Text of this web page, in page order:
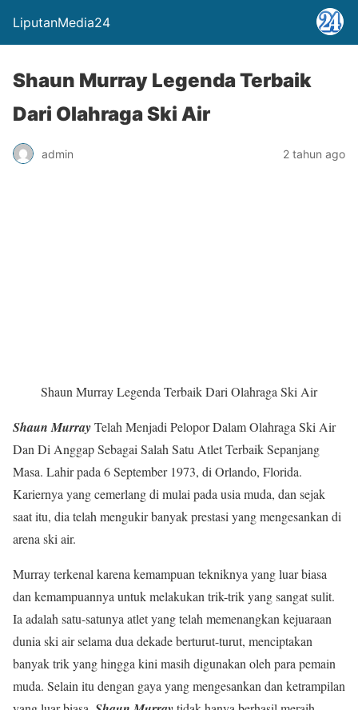
LiputanMedia24
Shaun Murray Legenda Terbaik
Dari Olahraga Ski Air
admin 2 tahun ago
Shaun Murray Legenda Terbaik Dari Olahraga Ski Air
Shaun MurrayTelah Menjadi Pelopor Dalam Olahraga Ski Air
Dan Di Anggap Sebagai Salah Satu Atlet Terbaik Sepanjang
Masa. Lahir pada 6 September 1973, di Orlando, Florida.
Kariernya yang cemerlang di mulai pada usia muda, dan sejak
saat itu, dia telah mengukir banyak prestasi yang mengesankan di
arena ski air.
Murray terkenal karena kemampuan tekniknya yang luar biasa
dan kemampuannya untuk melakukan trik-trik yang sangat sulit.
Ia adalah satu-satunya atlet yang telah memenangkan kejuaraan
dunia ski air selama dua dekade berturut-turut, menciptakan
banyak trik yang hingga kini masih digunakan oleh para pemain
muda. Selain itu dengan gaya yang mengesankan dan ketrampilan